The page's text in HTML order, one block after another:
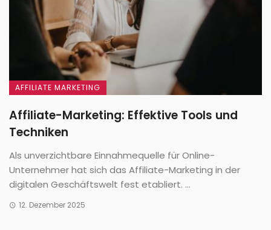
AFFILIATE MARKETING
Affiliate-Marketing: Effektive Tools und
Techniken
Als unverzichtbare Einnahmequelle für Online-
Unternehmer hat sich das Affiliate-Marketing in der
digitalen Geschäftswelt fest etabliert. ...
12. Dezember 2025